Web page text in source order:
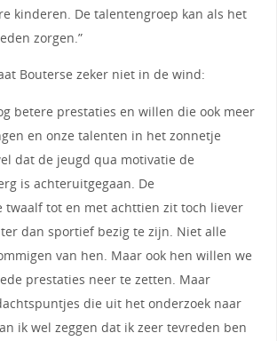
kinderen. De talentengroep kan als het
zorgen.”
Bouterse zeker niet in de wind:
betere prestaties en willen die ook meer
en onze talenten in het zonnetje
dat de jeugd qua motivatie de
is achteruitgegaan. De
twaalf tot en met achttien zit toch liever
dan sportief bezig te zijn. Niet alle
van hen. Maar ook hen willen we
prestaties neer te zetten. Maar
die uit het onderzoek naar
ik wel zeggen dat ik zeer tevreden ben